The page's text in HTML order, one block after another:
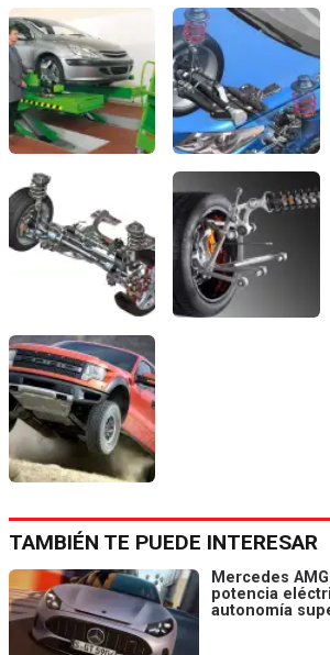
TAMBIÉN TE PUEDE INTERESAR
Mercedes
potencia
autonomía